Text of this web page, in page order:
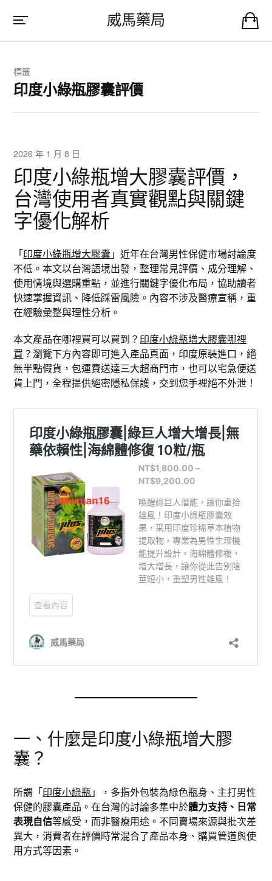
威馬藥局
標籤
印度小綠瓶膠囊評價
2026 年 1 月 8 日
印度小綠瓶增大膠囊評價，
台灣使用者真實觀點與關鍵
字優化解析
「印度小綠瓶增大膠囊」近年在台灣男性保健市場討論度
不低。本文以台灣語境出發，整理常見評價、成分理解、
使用情境與選購重點，並進行關鍵字優化布局，協助讀者
快速掌握資訊、降低踩雷風險。內容不涉及醫療宣稱，重
在經驗彙整與理性分析。
本文產品在哪裡買可以買到？ 印度小綠瓶增大膠囊哪裡
買 ？瀏覽下方內容即可進入產品頁面，印度原裝進口，絕
無半點假貨，包運費送達三大超商門市，也可以宅急便送
貨上門，全程提供絕密隱私保護，交到您手裡絕不外泄！
一、什麼是印度小綠瓶增大膠
囊？
所謂「印度小綠瓶」，多指外包裝為綠色瓶身、主打男性
保健的膠囊產品。在台灣的討論多集中於體力支持、日常
表現自信等感受，而非醫療用途。不同賣場來源與批次差
異大，消費者在評價時常混合了產品本身、購買管道與使
用方式等因素。